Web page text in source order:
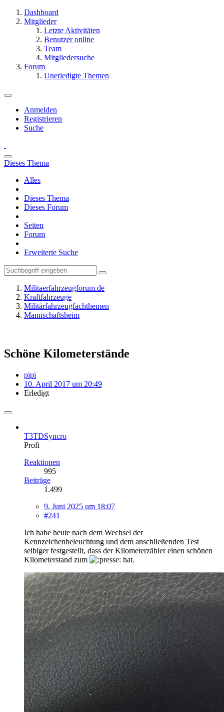
Dashboard
Mitglieder
Letzte Aktivitäten
Benutzer online
Team
Mitgliedersuche
Forum
Unerledigte Themen
Anmelden
Registrieren
Suche
Dieses Thema
Alles
Dieses Thema
Dieses Forum
Seiten
Forum
Erweiterte Suche
Militaerfahrzeugforum.de
Kraftfahrzeuge
Militärfahrzeugfachthemen
Mannschaftsheim
Schöne Kilometerstände
pipi
10. April 2017 um 20:49
Erledigt
T3TDSyncro
Profi
Reaktionen
995
Beiträge
1.499
9. Juni 2025 um 18:07
#241
Ich habe heute nach dem Wechsel der
Kennzeichenbeleuchtung und dem anschließenden Test
selbiger festgestellt, dass der Kilometerzähler einen schönen
Kilometerstand zum
hat.